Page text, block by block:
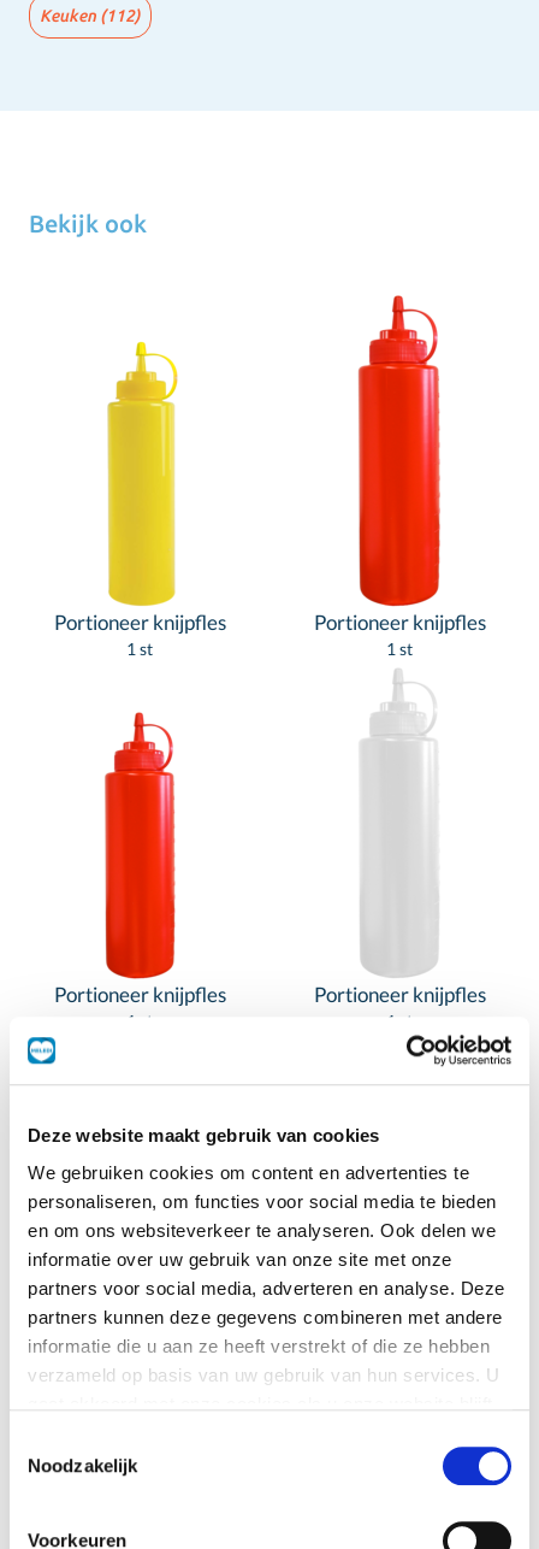
Deze website maakt gebruik van cookies
We gebruiken cookies om content en advertenties te
personaliseren, om functies voor social media te bieden
en om ons websiteverkeer te analyseren. Ook delen we
informatie over uw gebruik van onze site met onze
partners voor social media, adverteren en analyse. Deze
partners kunnen deze gegevens combineren met andere
informatie die u aan ze heeft verstrekt of die ze hebben
verzameld op basis van uw gebruik van hun services. U
Noodzakelijk
Voorkeuren
Keuken (112)
Bekijk ook
Portioneer knijpfles
1 st
Portioneer knijpfles
1 st
Portioneer knijpfles
1 st
Portioneer knijpfles
1 st
Portioneer knijpfles Vork